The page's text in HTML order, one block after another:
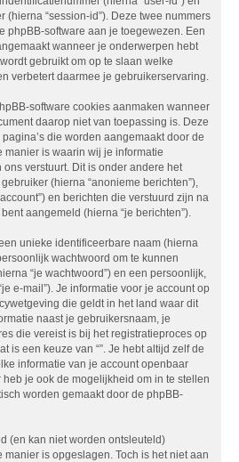
(hierna “session-id”). Deze twee nummers
phpBB-software aan je toegewezen. Een
wanneer je onderwerpen hebt
gebruikt om op te slaan welke
verbetert daarmee je gebruikerservaring.
software cookies aanmaken wanneer
daarop niet van toepassing is. Deze
die worden aangemaakt door de
manier is waarin wij je informatie
verstuurt. Dit is onder andere het
(hierna “anonieme berichten”),
en berichten die verstuurd zijn na
aangemeld (hierna “je berichten”).
unieke identificeerbare naam (hierna
wachtwoord om te kunnen
“je wachtwoord”) en een persoonlijk,
e-mail”). Je informatie voor je account op
die geldt in het land waar dit
naast je gebruikersnaam, je
die vereist is bij het registratieproces op
is een keuze van “”. Je hebt altijd zelf de
informatie van je account openbaar
je ook de mogelijkheid om in te stellen
worden gemaakt door de phpBB-
(en kan niet worden ontsleuteld)
is opgeslagen. Toch is het niet aan